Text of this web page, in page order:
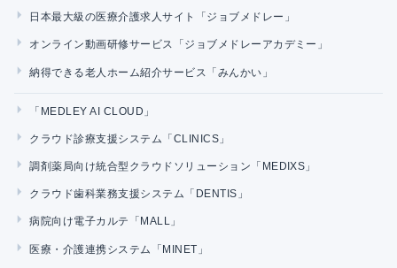
日本最大級の医療介護求人サイト「ジョブメドレー」
オンライン動画研修サービス「ジョブメドレーアカデミー」
納得できる老人ホーム紹介サービス「みんかい」
「MEDLEY AI CLOUD」
クラウド診療支援システム「CLINICS」
調剤薬局向け統合型クラウドソリューション「MEDIXS」
クラウド歯科業務支援システム「DENTIS」
病院向け電子カルテ「MALL」
医療・介護連携システム「MINET」